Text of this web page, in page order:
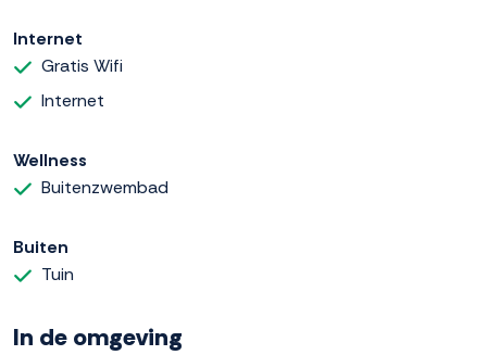
Internet
Gratis Wifi
Internet
Wellness
Buitenzwembad
Buiten
Tuin
In de omgeving